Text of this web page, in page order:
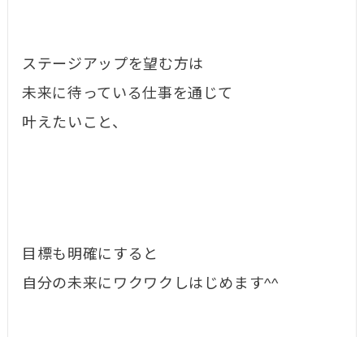
ステージアップを望む方は
未来に待っている仕事を通じて
叶えたいこと、
目標も明確にすると
自分の未来にワクワクしはじめます^^